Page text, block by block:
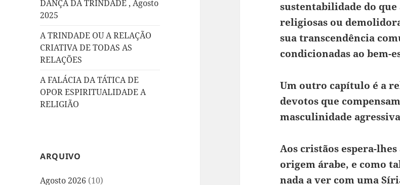
DANÇA DA TRINDADE , Agosto
2025
A TRINDADE OU A RELAÇÃO
CRIATIVA DE TODAS AS
RELAÇÕES
A FALÁCIA DA TÁTICA DE
OPOR ESPIRITUALIDADE A
RELIGIÃO
ARQUIVO
Agosto 2026 (10)
sustentabilidade do que
religiosas ou
sua transcendência
condicionadas ao bem-
Um outro capítulo é a
devotos que
masculinidade
Aos cristãos espera-
origem árabe, e como
nada a ver com uma